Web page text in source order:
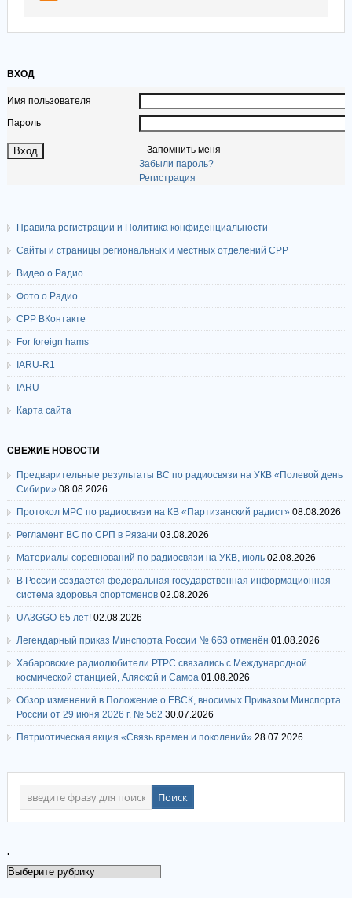
ВХОД
Имя пользователя
Пароль
Запомнить меня
Забыли пароль?
Регистрация
Правила регистрации и Политика конфиденциальности
Сайты и страницы региональных и местных отделений СРР
Видео о Радио
Фото о Радио
СРР ВКонтакте
For foreign hams
IARU-R1
IARU
Карта сайта
СВЕЖИЕ НОВОСТИ
Предварительные результаты ВС по радиосвязи на УКВ «Полевой день
Сибири» 08.08.2026
Протокол МРС по радиосвязи на КВ «Партизанский радист» 08.08.2026
Регламент ВС по СРП в Рязани 03.08.2026
Материалы соревнований по радиосвязи на УКВ, июль 02.08.2026
В России создается федеральная государственная информационная
система здоровья спортсменов 02.08.2026
UA3GGO-65 лет! 02.08.2026
Легендарный приказ Минспорта России № 663 отменён 01.08.2026
Хабаровские радиолюбители РТРС связались с Международной
космической станцией, Аляской и Самоа 01.08.2026
Обзор изменений в Положение о ЕВСК, вносимых Приказом Минспорта
России от 29 июня 2026 г. № 562 30.07.2026
Патриотическая акция «Связь времен и поколений» 28.07.2026
.